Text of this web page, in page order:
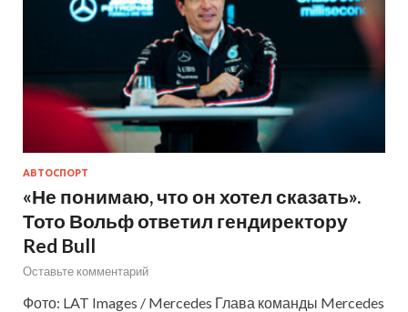
АВТОСПОРТ
«Не понимаю, что он хотел сказать».
Тото Вольф ответил гендиректору
Red Bull
Оставьте комментарий
Фото: LAT Images / Mercedes Глава команды Mercedes